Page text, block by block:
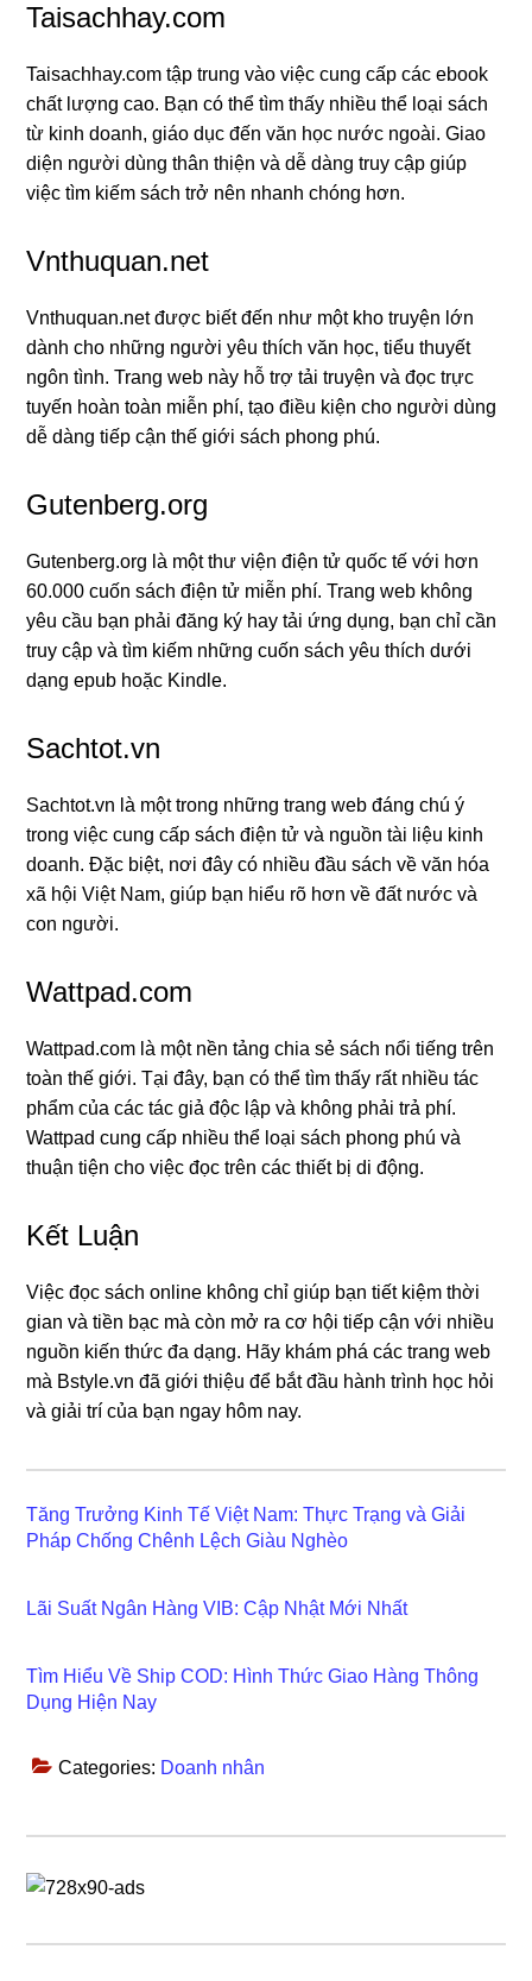
Taisachhay.com
Taisachhay.com tập trung vào việc cung cấp các ebook
chất lượng cao. Bạn có thể tìm thấy nhiều thể loại sách
từ kinh doanh, giáo dục đến văn học nước ngoài. Giao
diện người dùng thân thiện và dễ dàng truy cập giúp
việc tìm kiếm sách trở nên nhanh chóng hơn.
Vnthuquan.net
Vnthuquan.net được biết đến như một kho truyện lớn
dành cho những người yêu thích văn học, tiểu thuyết
ngôn tình. Trang web này hỗ trợ tải truyện và đọc trực
tuyến hoàn toàn miễn phí, tạo điều kiện cho người dùng
dễ dàng tiếp cận thế giới sách phong phú.
Gutenberg.org
Gutenberg.org là một thư viện điện tử quốc tế với hơn
60.000 cuốn sách điện tử miễn phí. Trang web không
yêu cầu bạn phải đăng ký hay tải ứng dụng, bạn chỉ cần
truy cập và tìm kiếm những cuốn sách yêu thích dưới
dạng epub hoặc Kindle.
Sachtot.vn
Sachtot.vn là một trong những trang web đáng chú ý
trong việc cung cấp sách điện tử và nguồn tài liệu kinh
doanh. Đặc biệt, nơi đây có nhiều đầu sách về văn hóa
xã hội Việt Nam, giúp bạn hiểu rõ hơn về đất nước và
con người.
Wattpad.com
Wattpad.com là một nền tảng chia sẻ sách nổi tiếng trên
toàn thế giới. Tại đây, bạn có thể tìm thấy rất nhiều tác
phẩm của các tác giả độc lập và không phải trả phí.
Wattpad cung cấp nhiều thể loại sách phong phú và
thuận tiện cho việc đọc trên các thiết bị di động.
Kết Luận
Việc đọc sách online không chỉ giúp bạn tiết kiệm thời
gian và tiền bạc mà còn mở ra cơ hội tiếp cận với nhiều
nguồn kiến thức đa dạng. Hãy khám phá các trang web
mà Bstyle.vn đã giới thiệu để bắt đầu hành trình học hỏi
và giải trí của bạn ngay hôm nay.
Tăng Trưởng Kinh Tế Việt Nam: Thực Trạng và Giải
Pháp Chống Chênh Lệch Giàu Nghèo
Lãi Suất Ngân Hàng VIB: Cập Nhật Mới Nhất
Tìm Hiểu Về Ship COD: Hình Thức Giao Hàng Thông
Dụng Hiện Nay
Categories: Doanh nhân